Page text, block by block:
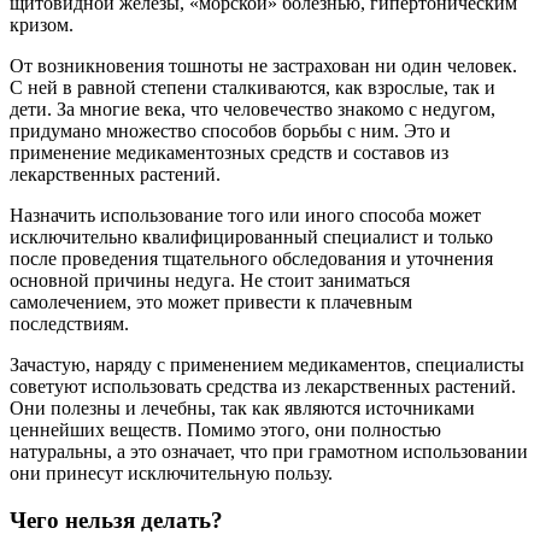
кризом.
От возникновения тошноты не застрахован ни один человек.
С ней в равной степени сталкиваются, как взрослые, так и
дети. За многие века, что человечество знакомо с недугом,
придумано множество способов борьбы с ним. Это и
применение медикаментозных средств и составов из
лекарственных растений.
Назначить использование того или иного способа может
исключительно квалифицированный специалист и только
после проведения тщательного обследования и уточнения
основной причины недуга. Не стоит заниматься
самолечением, это может привести к плачевным
последствиям.
Зачастую, наряду с применением медикаментов, специалисты
советуют использовать средства из лекарственных растений.
Они полезны и лечебны, так как являются источниками
ценнейших веществ. Помимо этого, они полностью
натуральны, а это означает, что при грамотном использовании
они принесут исключительную пользу.
Чего нельзя делать?